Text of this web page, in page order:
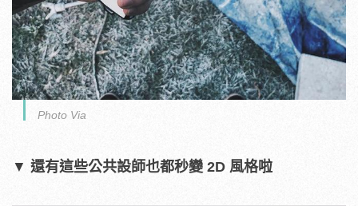
Photo Via
▼ 還有這些公共設師也都秒變 2D 風格啦